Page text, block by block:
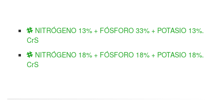
NITRÓGENO 13% + FÓSFORO 33% + POTASIO 13%.
CrS
NITRÓGENO 18% + FÓSFORO 18% + POTASIO 18%.
CrS